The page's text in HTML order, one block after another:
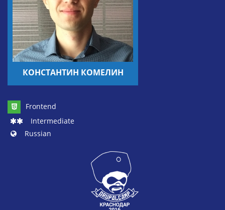
КОНСТАНТИН КОМЕЛИН
Frontend
Intermediate
Russian